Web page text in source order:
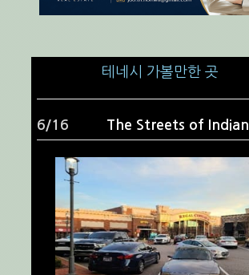
테네시 가볼만한 곳
7/16 MontHaven Art